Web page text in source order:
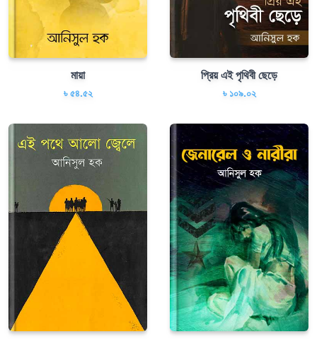
মায়া
৳ ৫৪.৫২
প্রিয় এই পৃথিবী ছেড়ে
৳ ১০৯.০২